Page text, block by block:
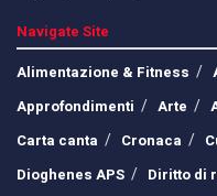
Navigate Site
Alimentazione & Fitness
Approfondimenti
Arte
Carta canta
Cronaca
Dioghenes APS
Diritto di